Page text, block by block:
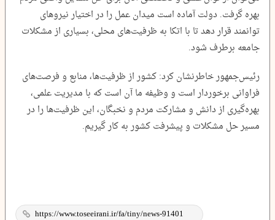
بهره گرفت. دولت آماده است میدان عمل را در اختیار نیروهای
توانمند قرار دهد تا با اتکا به ظرفیت‌های محلی، بسیاری از مشکلات
جامعه برطرف شود.
رئیس‌جمهور خاطرنشان کرد: کشور از ظرفیت‌ها، منابع و فرصت‌های
فراوانی برخوردار است و وظیفه ما آن است که با مدیریت علمی،
بهره‌گیری از دانش و مشارکت مردم و نخبگان، این ظرفیت‌ها را در
مسیر حل مشکلات و پیشرفت کشور به کار گیریم.